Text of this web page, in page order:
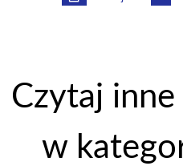
Czytaj
w